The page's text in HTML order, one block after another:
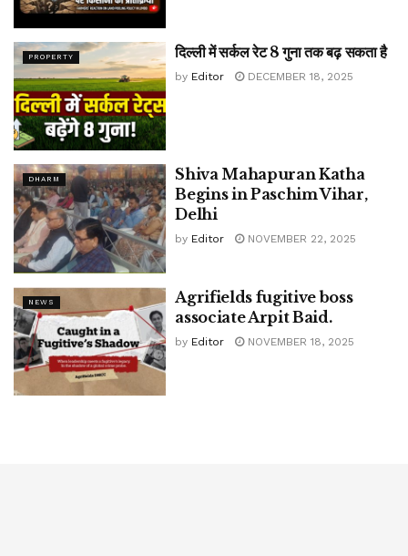
PROPERTY दिल्ली में सर्कल रेट 8 गुना तक बढ़ सकता है
by Editor DECEMBER 18, 2025
DHARM
Shiva Mahapuran Katha
Begins in Paschim Vihar,
Delhi
by Editor NOVEMBER 22, 2025
NEWS
Agrifields fugitive boss
associate Arpit Baid.
by Editor NOVEMBER 18, 2025